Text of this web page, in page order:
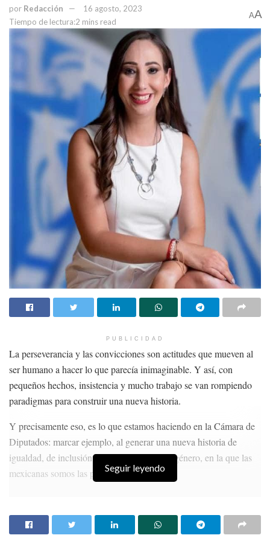
por Redacción
16 agosto, 2023
Tiempo de lectura:2 mins read
AA
PUBLICIDAD
La perseverancia y las convicciones son actitudes que mueven al
ser humano a hacer lo que parecía inimaginable. Y así, con
pequeños hechos, insistencia y mucho trabajo se van rompiendo
paradigmas para construir una nueva historia.
Y precisamente eso, es lo que estamos haciendo en la Cámara de
Diputados: marcar ejemplo, al generar una nueva historia de
igualdad, de inclusión y con un enfoque de género, en la que las
mexicanas somos las protagonistas.
MINERÍA SIN APOYO GUBERNAMENTAL
Seguir leyendo